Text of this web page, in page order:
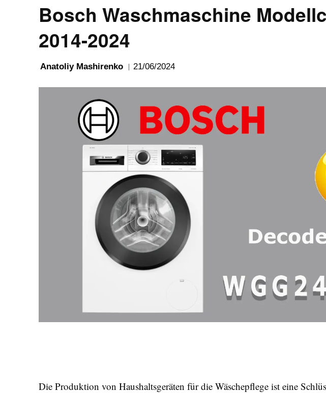
Bosch Waschmaschine
2014-2024
Anatoliy Mashirenko 21/06/2024
Die Produktion von Haushaltsgeräten für die Wäschepflege ist eine